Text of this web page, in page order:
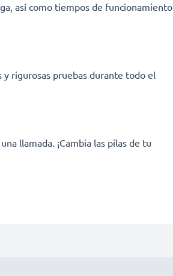
así como tiempos de funcionamiento
y rigurosas pruebas durante todo el
llamada. ¡Cambia las pilas de tu